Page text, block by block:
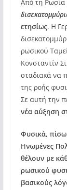
Από τη Ρωσία
ετησίως. Η
ρωσικού
Κονσταντίν
σταδιακά να
της ροής
Σε αυτή την
νέα αύξηση
Φυσικά,
Ηνωμένες
θέλουν με
ρωσικού
βασικούς